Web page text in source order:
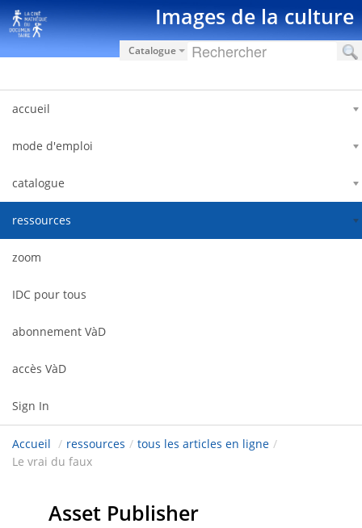
Skip to Content Images de la culture
Catalogue
accueil
mode d'emploi
catalogue
ressources
zoom
IDC pour tous
abonnement VàD
accès VàD
Sign In
Accueil / ressources / tous les articles en ligne /
Le vrai du faux
Asset Publisher